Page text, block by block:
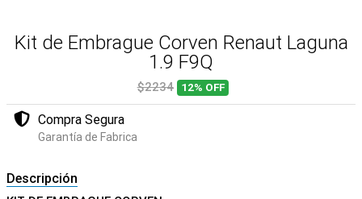
Kit de Embrague Corven Renaut Laguna
1.9 F9Q
$2234 12% OFF
Compra Segura
Garantía de Fabrica
Descripción